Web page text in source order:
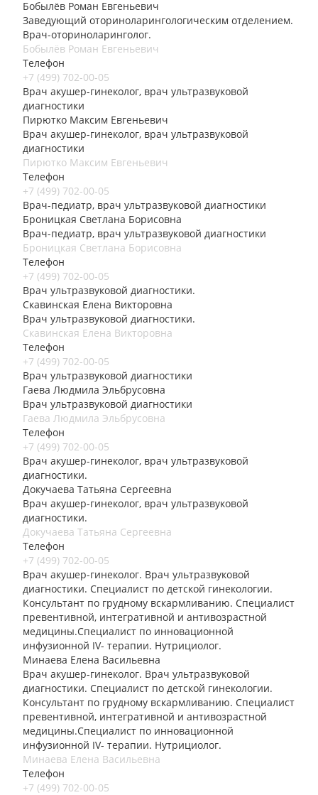
Бобылёв Роман Евгеньевич
Заведующий оториноларингологическим отделением.
Врач-оториноларинголог.
Бобылёв Роман Евгеньевич
Телефон
+7 (499) 702-00-05
Врач акушер-гинеколог, врач ультразвуковой
диагностики
Пирютко Максим Евгеньевич
Врач акушер-гинеколог, врач ультразвуковой
диагностики
Пирютко Максим Евгеньевич
Телефон
+7 (499) 702-00-05
Врач-педиатр, врач ультразвуковой диагностики
Броницкая Светлана Борисовна
Врач-педиатр, врач ультразвуковой диагностики
Броницкая Светлана Борисовна
Телефон
+7 (499) 702-00-05
Врач ультразвуковой диагностики.
Скавинская Елена Викторовна
Врач ультразвуковой диагностики.
Скавинская Елена Викторовна
Телефон
+7 (499) 702-00-05
Врач ультразвуковой диагностики
Гаева Людмила Эльбрусовна
Врач ультразвуковой диагностики
Гаева Людмила Эльбрусовна
Телефон
+7 (499) 702-00-05
Врач акушер-гинеколог, врач ультразвуковой
диагностики.
Докучаева Татьяна Сергеевна
Врач акушер-гинеколог, врач ультразвуковой
диагностики.
Докучаева Татьяна Сергеевна
Телефон
+7 (499) 702-00-05
Врач акушер-гинеколог. Врач ультразвуковой
диагностики. Специалист по детской гинекологии.
Консультант по грудному вскармливанию. Специалист
превентивной, интегративной и антивозрастной
медицины.Специалист по инновационной
инфузионной IV- терапии. Нутрициолог.
Минаева Елена Васильевна
Врач акушер-гинеколог. Врач ультразвуковой
диагностики. Специалист по детской гинекологии.
Консультант по грудному вскармливанию. Специалист
превентивной, интегративной и антивозрастной
медицины.Специалист по инновационной
инфузионной IV- терапии. Нутрициолог.
Минаева Елена Васильевна
Телефон
+7 (499) 702-00-05